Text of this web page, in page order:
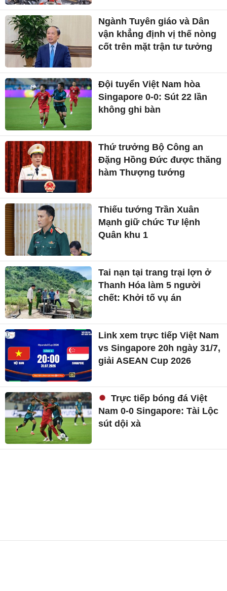
Ngành Tuyên giáo và Dân
vận khẳng định vị thế nòng
cốt trên mặt trận tư tưởng
Đội tuyển Việt Nam hòa
Singapore 0-0: Sút 22 lần
không ghi bàn
Thứ trưởng Bộ Công an
Đặng Hồng Đức được thăng
hàm Thượng tướng
Thiếu tướng Trần Xuân
Mạnh giữ chức Tư lệnh
Quân khu 1
Tai nạn tại trang trại lợn ở
Thanh Hóa làm 5 người
chết: Khởi tố vụ án
Link xem trực tiếp Việt Nam
vs Singapore 20h ngày 31/7,
giải ASEAN Cup 2026
Trực tiếp bóng đá Việt
Nam 0-0 Singapore: Tài Lộc
sút dội xà